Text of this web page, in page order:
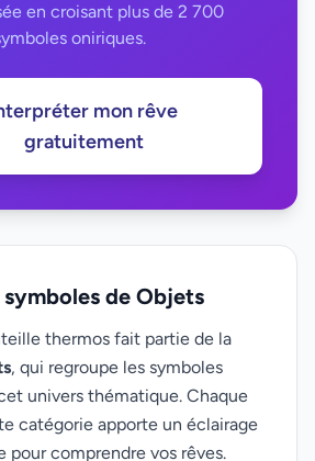
en croisant plus de 2 700
oniriques.
mon rêve
gratuitement
de Objets
thermos fait partie de la
, qui regroupe les symboles
univers thématique. Chaque
catégorie apporte un éclairage
pour comprendre vos rêves.